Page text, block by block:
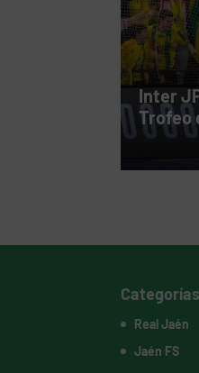
Inter
Trofeo
Real Jaén
Jaén FS